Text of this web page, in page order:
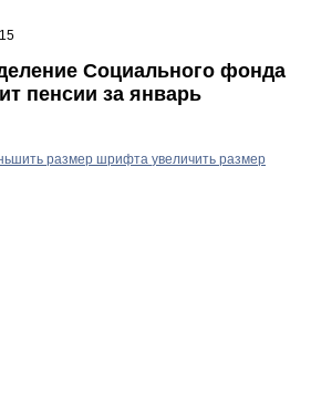
Социального фонда
пенсии за январь
размер шрифта увеличить размер